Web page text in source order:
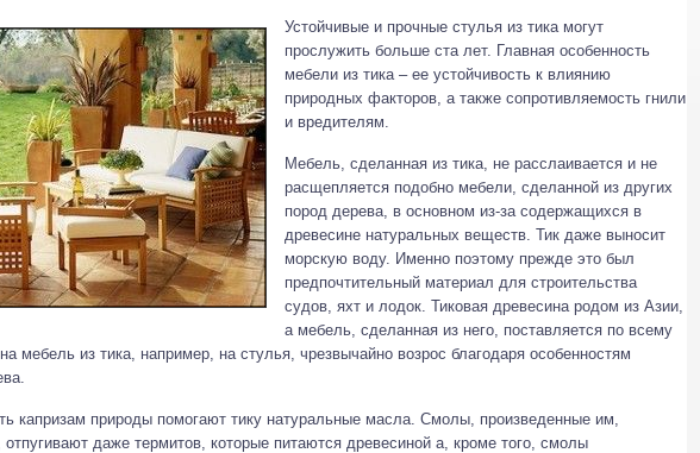
Устойчивые и прочные стулья из тика могут
прослужить больше ста лет. Главная особенность
мебели из тика – ее устойчивость к влиянию
природных факторов, а также сопротивляемость гнили
и вредителям.
Мебель, сделанная из тика, не расслаивается и не
расщепляется подобно мебели, сделанной из других
пород дерева, в основном из-за содержащихся в
древесине натуральных веществ. Тик даже выносит
морскую воду. Именно поэтому прежде это был
предпочтительный материал для строительства
судов, яхт и лодок. Тиковая древесина родом из Азии,
а мебель, сделанная из него, поставляется по всему
мебель из тика, например, на стулья, чрезвычайно возрос благодаря особенностям
капризам природы помогают тику натуральные масла. Смолы, произведенные им,
отпугивают даже термитов, которые питаются древесиной а, кроме того, смолы